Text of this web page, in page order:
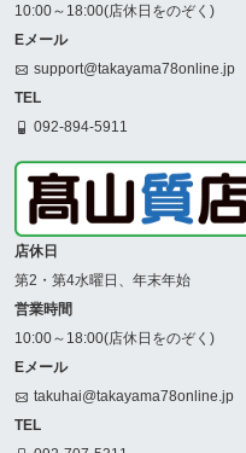
10:00～18:00(店休日をのぞく)
Eメール
support@takayama78online.jp
TEL
092-894-5911
店休日
第2・第4水曜日、年末年始
営業時間
10:00～18:00(店休日をのぞく)
Eメール
takuhai@takayama78online.jp
TEL